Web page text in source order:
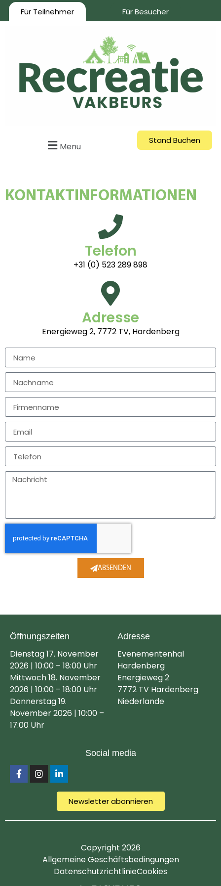
Für Teilnehmer Für Besucher
Menu
Stand Buchen
KONTAKTINFORMATIONEN
Telefon
+31 (0) 523 289 898
Adresse
Energieweg 2, 7772 TV, Hardenberg
ABSENDEN
Öffnungszeiten
Dienstag 17. November
2026 | 10:00 – 18:00 Uhr
Mittwoch 18. November
2026 | 10:00 – 18:00 Uhr
Donnerstag 19.
November 2026 | 10:00 –
17:00 Uhr
Adresse
Evenementenhal
Hardenberg
Energieweg 2
7772 TV Hardenberg
Niederlande
Social media
Newsletter abonnieren
Copyright 2026
Allgemeine Geschäftsbedingungen
DatenschutzrichtlinieCookies